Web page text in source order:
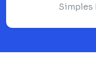
Simples